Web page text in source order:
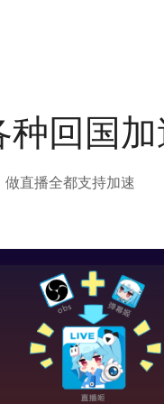
回国
直播全都支持加速